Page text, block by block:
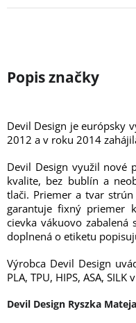
Devil Design je európsky
2012 a v roku 2014
Devil Design využil nové
kvalite, bez bublín a
tlači. Priemer a tvar
garantuje fixný priemer
cievka vákuovo zabalená
doplnená o etiketu
Výrobca Devil Design
PLA, TPU, HIPS, ASA,
Devil Design Ryszka